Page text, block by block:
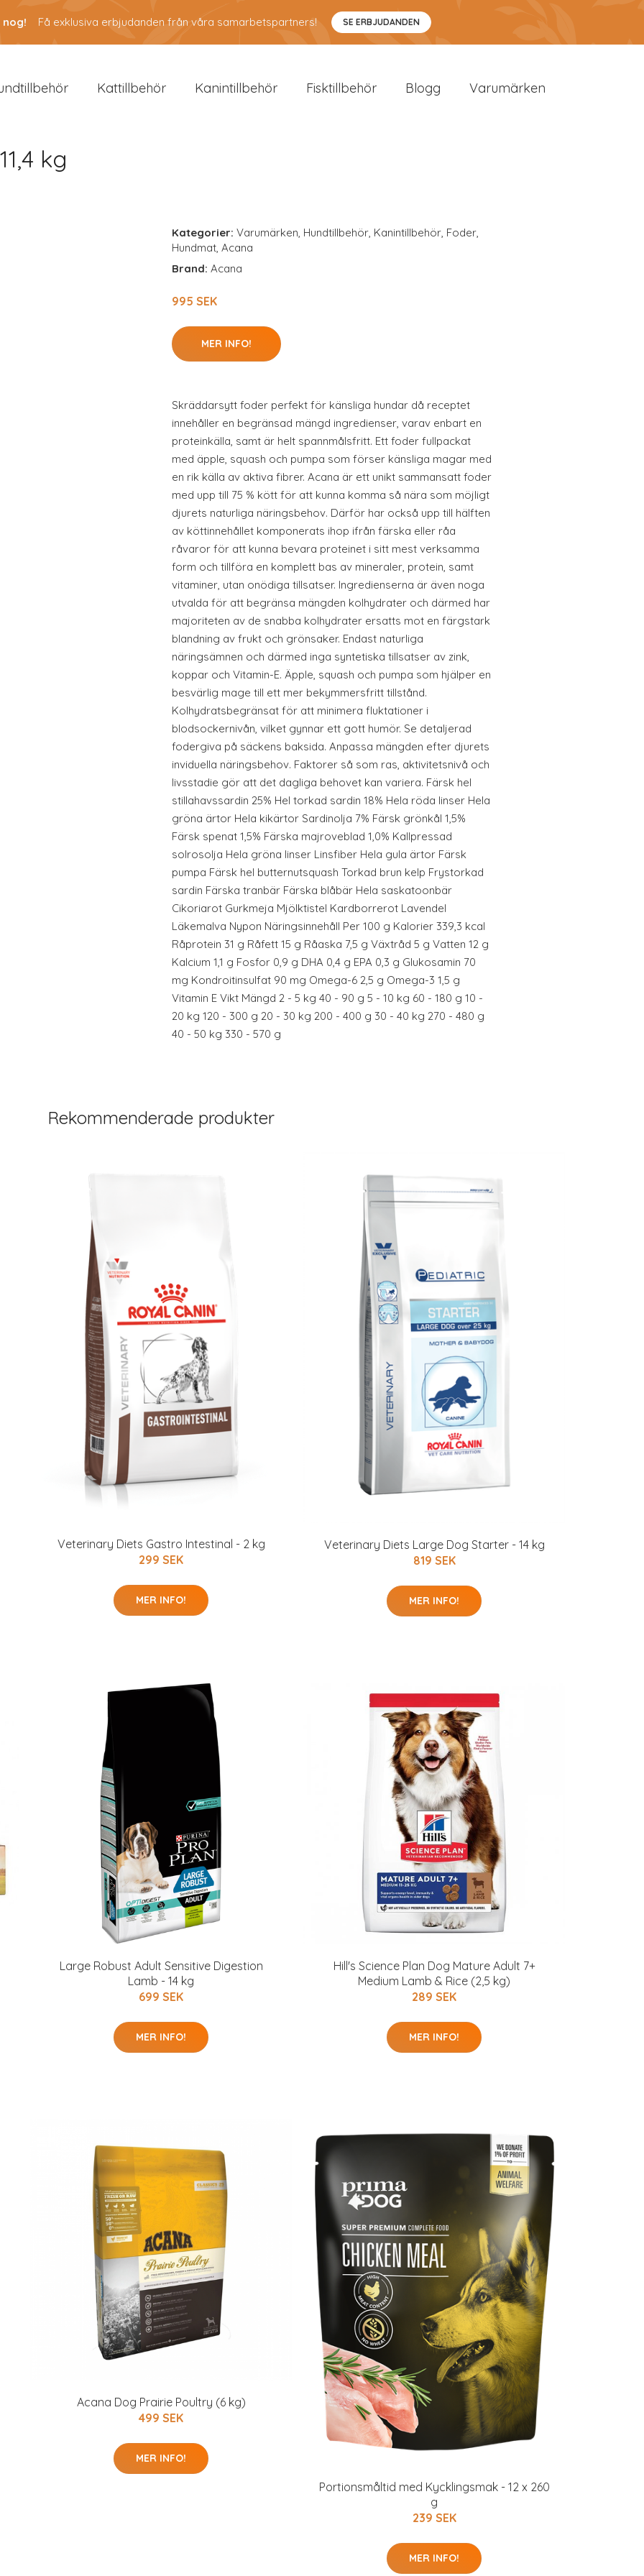
Få exklusiva erbjudanden från våra samarbetspartners! SE ERBJUDANDEN
Kattillbehör Kanintillbehör Fisktillbehör Blogg Varumärken
kg
Kategorier: Varumärken, Hundtillbehör, Kanintillbehör, Foder,
Hundmat, Acana
Brand: Acana
995 SEK
MER INFO!
Skräddarsytt foder perfekt för känsliga hundar då receptet
innehåller en begränsad mängd ingredienser, varav enbart en
proteinkälla, samt är helt spannmålsfritt. Ett foder fullpackat
med äpple, squash och pumpa som förser känsliga magar med
en rik källa av aktiva fibrer. Acana är ett unikt sammansatt foder
med upp till 75 % kött för att kunna komma så nära som möjligt
djurets naturliga näringsbehov. Därför har också upp till hälften
av köttinnehållet komponerats ihop ifrån färska eller råa
råvaror för att kunna bevara proteinet i sitt mest verksamma
form och tillföra en komplett bas av mineraler, protein, samt
vitaminer, utan onödiga tillsatser. Ingredienserna är även noga
utvalda för att begränsa mängden kolhydrater och därmed har
majoriteten av de snabba kolhydrater ersatts mot en färgstark
blandning av frukt och grönsaker. Endast naturliga
näringsämnen och därmed inga syntetiska tillsatser av zink,
koppar och Vitamin-E. Äpple, squash och pumpa som hjälper en
besvärlig mage till ett mer bekymmersfritt tillstånd.
Kolhydratsbegränsat för att minimera fluktationer i
blodsockernivån, vilket gynnar ett gott humör. Se detaljerad
fodergiva på säckens baksida. Anpassa mängden efter djurets
inviduella näringsbehov. Faktorer så som ras, aktivitetsnivå och
livsstadie gör att det dagliga behovet kan variera. Färsk hel
stillahavssardin 25% Hel torkad sardin 18% Hela röda linser Hela
gröna ärtor Hela kikärtor Sardinolja 7% Färsk grönkål 1,5%
Färsk spenat 1,5% Färska majroveblad 1,0% Kallpressad
solrosolja Hela gröna linser Linsfiber Hela gula ärtor Färsk
pumpa Färsk hel butternutsquash Torkad brun kelp Frystorkad
sardin Färska tranbär Färska blåbär Hela saskatoonbär
Cikoriarot Gurkmeja Mjölktistel Kardborrerot Lavendel
Läkemalva Nypon Näringsinnehåll Per 100 g Kalorier 339,3 kcal
Råprotein 31 g Råfett 15 g Råaska 7,5 g Växtråd 5 g Vatten 12 g
Kalcium 1,1 g Fosfor 0,9 g DHA 0,4 g EPA 0,3 g Glukosamin 70
mg Kondroitinsulfat 90 mg Omega-6 2,5 g Omega-3 1,5 g
Vitamin E Vikt Mängd 2 - 5 kg 40 - 90 g 5 - 10 kg 60 - 180 g 10 -
20 kg 120 - 300 g 20 - 30 kg 200 - 400 g 30 - 40 kg 270 - 480 g
40 - 50 kg 330 - 570 g
Rekommenderade produkter
Veterinary Diets Gastro Intestinal - 2 kg
299 SEK
MER INFO!
Veterinary Diets Large Dog Starter - 14 kg
819 SEK
MER INFO!
Large Robust Adult Sensitive Digestion
Lamb - 14 kg
699 SEK
MER INFO!
Hill's Science Plan Dog Mature Adult 7+
Medium Lamb & Rice (2,5 kg)
289 SEK
MER INFO!
Acana Dog Prairie Poultry (6 kg)
499 SEK
MER INFO!
Portionsmåltid med Kycklingsmak - 12 x 260
g
239 SEK
MER INFO!